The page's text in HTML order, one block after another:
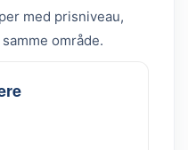
med prisniveau,
område.